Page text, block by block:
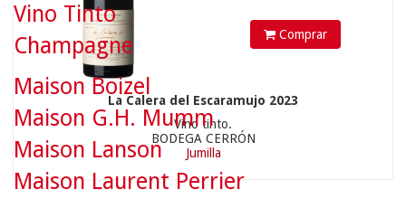
Comprar
La Calera del Escaramujo 2023
Vino tinto.
BODEGA CERRÓN
Jumilla
Vino Tinto
Champagne
Maison Boizel
Maison G.H. Mumm
Maison Lanson
Maison Laurent Perrier